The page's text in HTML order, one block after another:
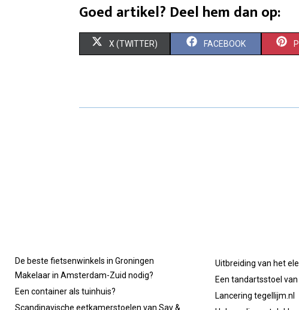
Goed artikel? Deel hem dan op:
S
R
X (TWITTER) S
R
FACEBOOK S
R
De beste fietsenwinkels in Groningen
Makelaar in Amsterdam-Zuid nodig?
Een container als tuinhuis?
Scandinavische eetkamerstoelen van Sav &
Uitbreiding van het
Een tandartsstoel
Lancering tegellijm.nl